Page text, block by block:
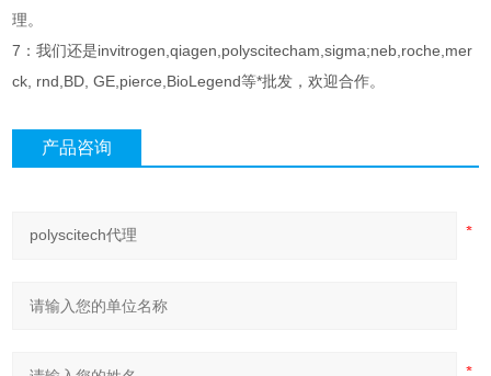
理。
7：我们还是invitrogen,qiagen,polyscitecham,sigma;neb,roche,mer
ck, rnd,BD, GE,pierce,BioLegend等*批发，欢迎合作。
产品咨询